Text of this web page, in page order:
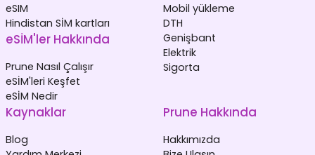
eSIM
Hindistan SİM kartları
eSİM'ler Hakkında
Prune Nasıl Çalışır
eSİM'leri Keşfet
eSİM Nedir
Mobil yükleme
DTH
Genişbant
Elektrik
Sigorta
Kaynaklar
Blog
Prune Hakkında
Hakkımızda